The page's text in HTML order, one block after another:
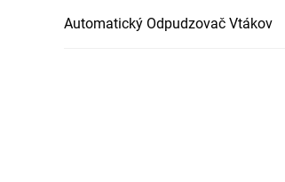
Automatický Odpudzovač Vtákov